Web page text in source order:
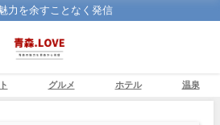
力を余すことなく発信
グルメ ホテル 温泉